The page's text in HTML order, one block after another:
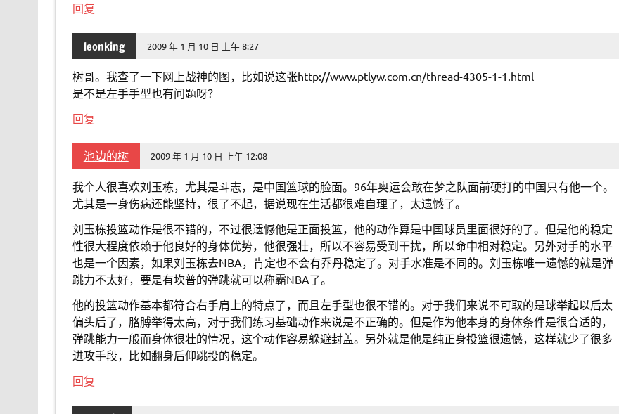
回复
leonking 2009 年 1 月 10 日 上午 8:27
树哥。我查了一下网上战神的图，比如说这张http://www.ptlyw.com.cn/thread-4305-1-1.html
是不是左手手型也有问题呀？
回复
池边的树 2009 年 1 月 10 日 上午 12:08
我个人很喜欢刘玉栋，尤其是斗志，是中国篮球的脸面。96年奥运会敢在梦之队面前硬打的中国只有他一个。
尤其是一身伤病还能坚持，很了不起，据说现在生活都很难自理了，太遗憾了。
刘玉栋投篮动作是很不错的，不过很遗憾他是正面投篮，他的动作算是中国球员里面很好的了。但是他的稳定
性很大程度依赖于他良好的身体优势，他很强壮，所以不容易受到干扰，所以命中相对稳定。另外对手的水平
也是一个因素，如果刘玉栋去NBA，肯定也不会有乔丹稳定了。对手水准是不同的。刘玉栋唯一遗憾的就是弹
跳力不太好，要是有坎普的弹跳就可以称霸NBA了。
他的投篮动作基本都符合右手肩上的特点了，而且左手型也很不错的。对于我们来说不可取的是球举起以后太
偏头后了，胳膊举得太高，对于我们练习基础动作来说是不正确的。但是作为他本身的身体条件是很合适的，
弹跳能力一般而身体很壮的情况，这个动作容易躲避封盖。另外就是他是纯正身投篮很遗憾，这样就少了很多
进攻手段，比如翻身后仰跳投的稳定。
回复